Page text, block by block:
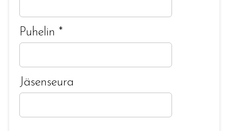
Puhelin *
Jäsenseura